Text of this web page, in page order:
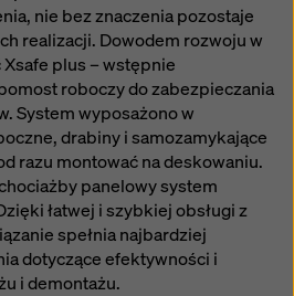
nie bez znaczenia pozostaje
realizacji. Dowodem rozwoju w
plus – wstępnie
roboczy do zabezpieczania
System wyposażono w
drabiny i samozamykające
razu montować na deskowaniu.
panelowy system
łatwej i szybkiej obsługi z
spełnia najbardziej
dotyczące efektywności i
i demontażu.